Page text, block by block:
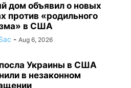
дом объявил о новых
против «родильного
в США
- Aug 6, 2026
Украины в США
в незаконном